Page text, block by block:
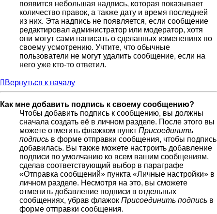
появится небольшая надпись, которая показывает
количество правок, а также дату и время последней
из них. Эта надпись не появляется, если сообщение
редактировал администратор или модератор, хотя
они могут сами написать о сделанных изменениях по
своему усмотрению. Учтите, что обычные
пользователи не могут удалить сообщение, если на
него уже кто-то ответил.
Вернуться к началу
Как мне добавить подпись к своему сообщению?
Чтобы добавить подпись к сообщению, вы должны
сначала создать её в личном разделе. После этого вы
можете отметить флажком пункт Присоединить
подпись в форме отправки сообщения, чтобы подпись
добавилась. Вы также можете настроить добавление
подписи по умолчанию ко всем вашим сообщениям,
сделав соответствующий выбор в параграфе
«Отправка сообщений» пункта «Личные настройки» в
личном разделе. Несмотря на это, вы сможете
отменить добавление подписи в отдельных
сообщениях, убрав флажок Присоединить подпись в
форме отправки сообщения.